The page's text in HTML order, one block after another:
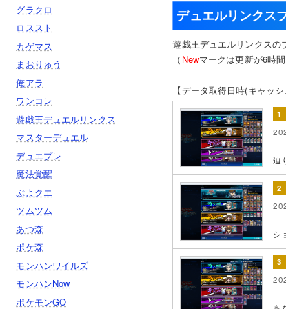
グラクロ
ロススト
カゲマス
まおりゅう
俺アラ
ワンコレ
遊戯王デュエルリンクス
マスターデュエル
デュエプレ
魔法覚醒
ぷよクエ
ツムツム
あつ森
ポケ森
モンハンワイルズ
モンハンNow
ポケモンGO
デュエルリンクス
遊戯王デュエルリンクスの
（ Newマークは更新が6時間
【データ取得日時(キャッ
1
辿
2
シ
3